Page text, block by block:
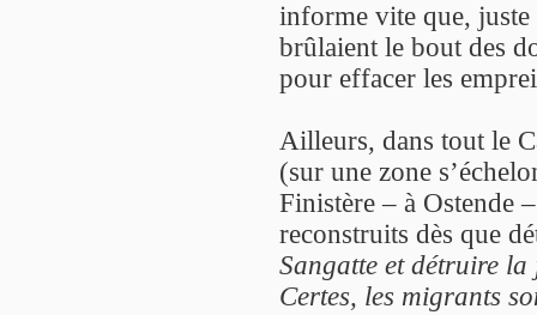
informe vite que, juste
brûlaient le bout des
pour effacer les
Ailleurs, dans tout le
(sur une zone
Finistère – à Ostende
reconstruits dès que
Sangatte et détruire
Certes, les migrants